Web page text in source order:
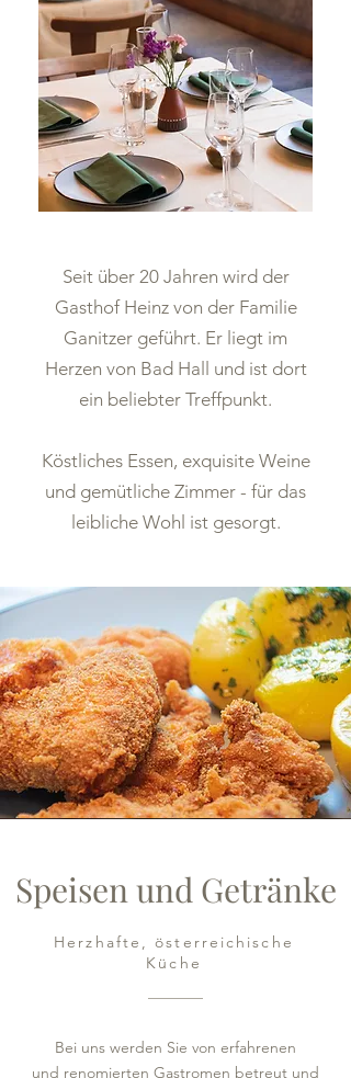
Seit über 20 Jahren wird der
Gasthof Heinz von der Familie
Ganitzer geführt. Er liegt im
Herzen von Bad Hall und ist dort
ein beliebter Treffpunkt.
Köstliches Essen, exquisite Weine
und gemütliche Zimmer - für das
leibliche Wohl ist gesorgt.
Speisen und Getränke
Herzhafte, österreichische
Küche
Bei uns werden Sie von erfahrenen
und renomierten Gastromen betreut und